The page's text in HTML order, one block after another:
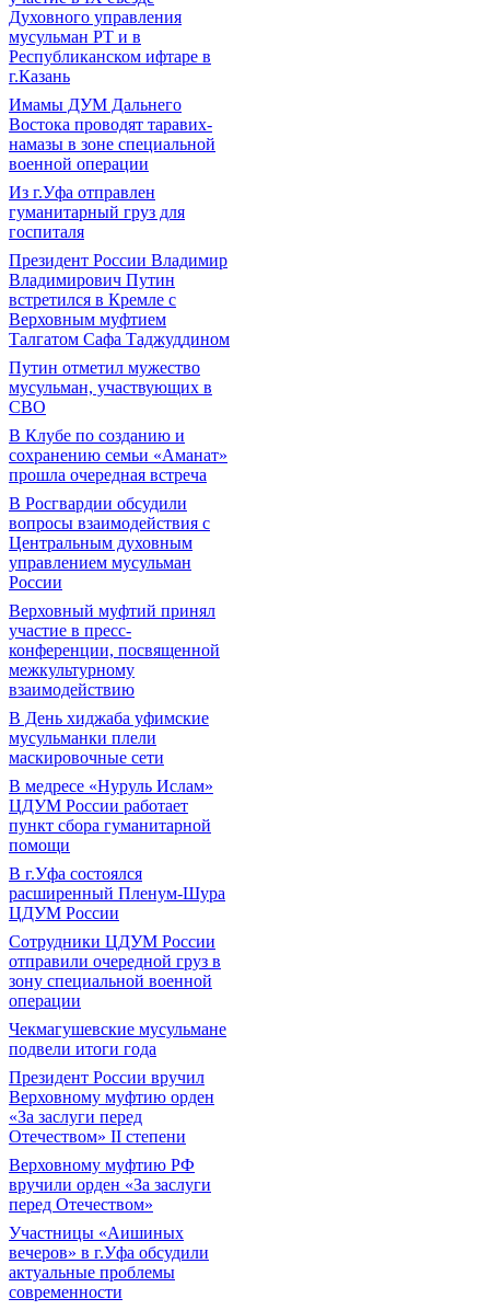
Духовного управления
мусульман РТ и в
Республиканском ифтаре в
г.Казань
Имамы ДУМ Дальнего
Востока проводят таравих-
намазы в зоне специальной
военной операции
Из г.Уфа отправлен
гуманитарный груз для
госпиталя
Президент России Владимир
Владимирович Путин
встретился в Кремле с
Верховным муфтием
Талгатом Сафа Таджуддином
Путин отметил мужество
мусульман, участвующих в
СВО
В Клубе по созданию и
сохранению семьи «Аманат»
прошла очередная встреча
В Росгвардии обсудили
вопросы взаимодействия с
Центральным духовным
управлением мусульман
России
Верховный муфтий принял
участие в пресс-
конференции, посвященной
межкультурному
взаимодействию
В День хиджаба уфимские
мусульманки плели
маскировочные сети
В медресе «Нуруль Ислам»
ЦДУМ России работает
пункт сбора гуманитарной
помощи
В г.Уфа состоялся
расширенный Пленум-Шура
ЦДУМ России
Сотрудники ЦДУМ России
отправили очередной груз в
зону специальной военной
операции
Чекмагушевские мусульмане
подвели итоги года
Президент России вручил
Верховному муфтию орден
«За заслуги перед
Отечеством» II степени
Верховному муфтию РФ
вручили орден «За заслуги
перед Отечеством»
Участницы «Аишиных
вечеров» в г.Уфа обсудили
актуальные проблемы
современности